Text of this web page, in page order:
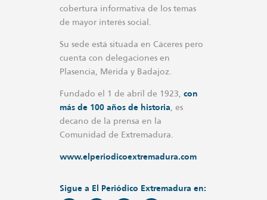
cobertura informativa de los temas
de mayor interés social.
Su sede está situada en Cáceres pero
cuenta con delegaciones en
Plasencia, Mérida y Badajoz.
Fundado el 1 de abril de 1923, con
más de 100 años de historia, es
decano de la prensa en la
Comunidad de Extremadura.
www.elperiodicoextremadura.com
Sigue a El Periódico Extremadura en: